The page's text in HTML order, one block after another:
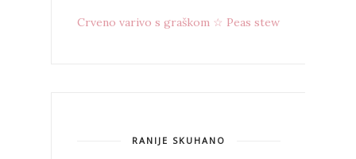
Crveno varivo s graškom ☆ Peas stew
RANIJE SKUHANO